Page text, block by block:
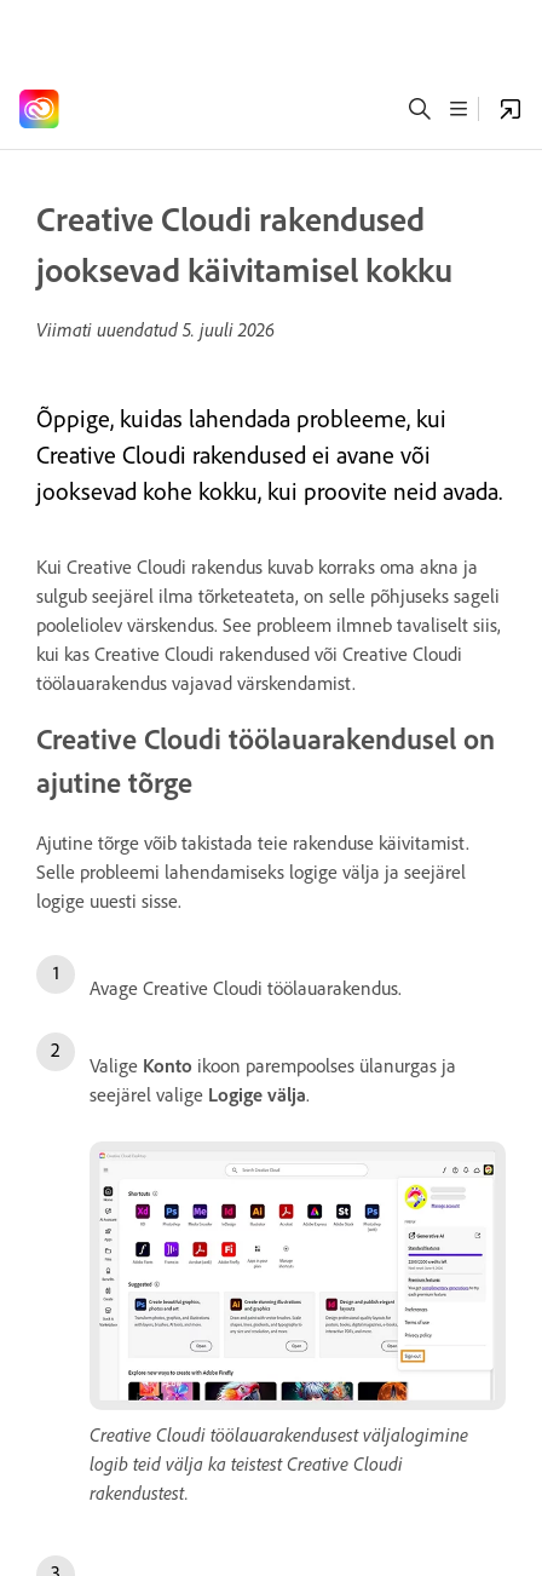
Creative Cloudi rakendused
jooksevad käivitamisel kokku
Viimati uuendatud 5. juuli 2026
Õppige, kuidas lahendada probleeme, kui
Creative Cloudi rakendused ei avane või
jooksevad kohe kokku, kui proovite neid avada.
Kui Creative Cloudi rakendus kuvab korraks oma akna ja
sulgub seejärel ilma tõrketeateta, on selle põhjuseks sageli
pooleliolev värskendus. See probleem ilmneb tavaliselt siis,
kui kas Creative Cloudi rakendused või Creative Cloudi
töölauarakendus vajavad värskendamist.
Creative Cloudi töölauarakendusel on
ajutine tõrge
Ajutine tõrge võib takistada teie rakenduse käivitamist.
Selle probleemi lahendamiseks logige välja ja seejärel
logige uuesti sisse.
Avage Creative Cloudi töölauarakendus.
Valige Konto ikoon parempoolses ülanurgas ja
seejärel valige Logige välja.
Creative Cloudi töölauarakendusest väljalogimine
logib teid välja ka teistest Creative Cloudi
rakendustest.